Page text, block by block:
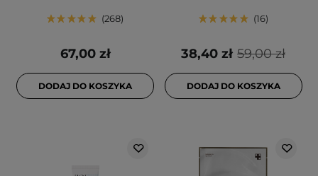
268
67,00 zł
DODAJ DO KOSZYKA
16
59,00 zł
38,40 zł
DODAJ DO KOSZYKA